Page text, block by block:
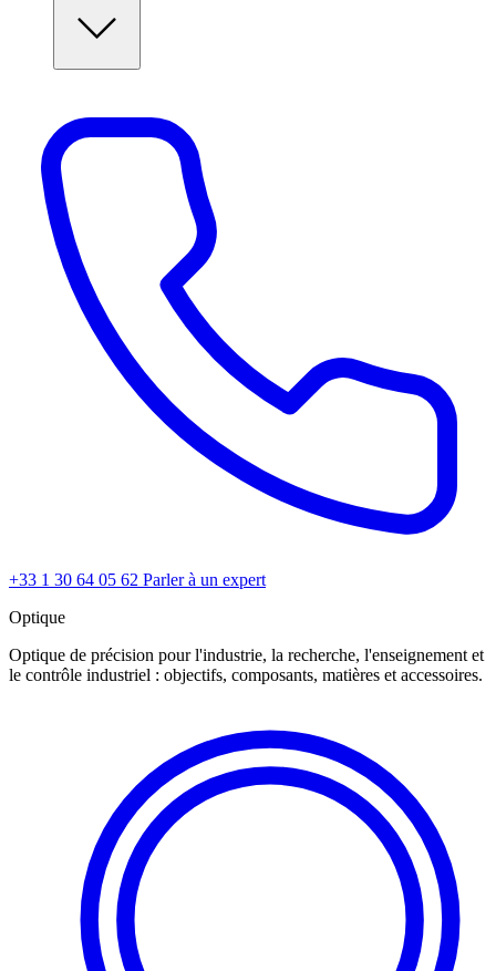
+33 1 30 64 05 62 Parler à un expert
Optique
Optique de précision pour l'industrie, la recherche, l'enseignement et
le contrôle industriel : objectifs, composants, matières et accessoires.